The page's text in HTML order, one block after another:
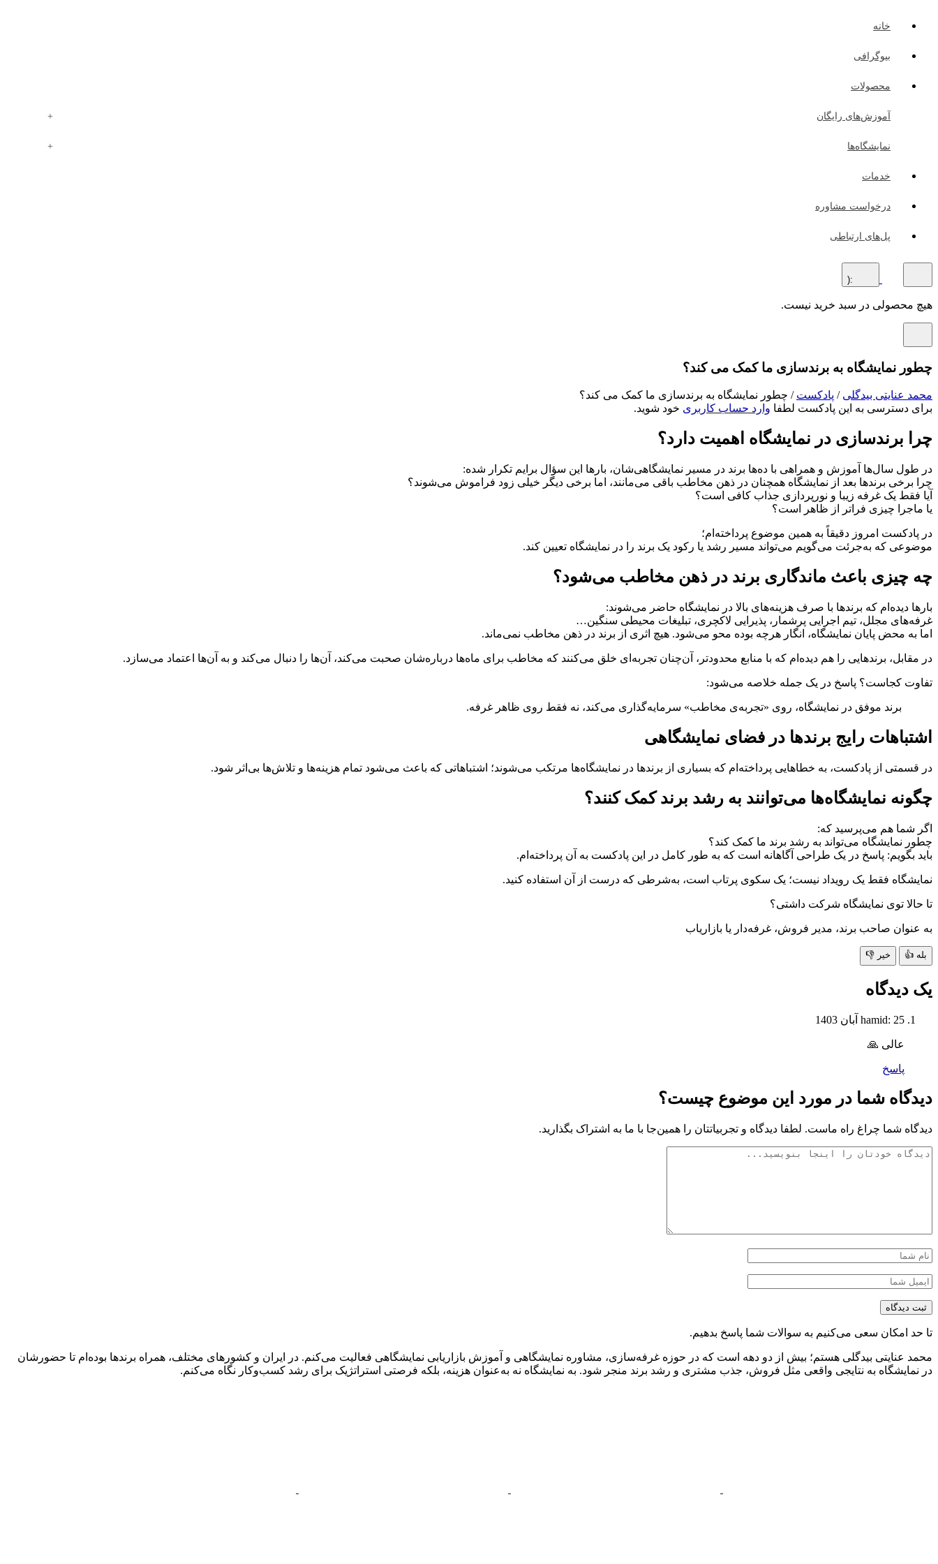
خانه
بیوگرافی
محصولات
آموزش‌های رایگان
نمایشگاه‌ها
خدمات
درخواست مشاوره
پل‌های ارتباطی
:(
هیچ محصولی در سبد خرید نیست.
چطور نمایشگاه به برندسازی ما کمک می کند؟
محمد عنایتی بیدگلی / پادکست / چطور نمایشگاه به برندسازی ما کمک می کند؟
برای دسترسی به این پادکست لطفا وارد حساب کاربری خود شوید.
چرا برندسازی در نمایشگاه اهمیت دارد؟
در طول سال‌ها آموزش و همراهی با ده‌ها برند در مسیر نمایشگاهی‌شان، بارها این سؤال برایم تکرار شده:
چرا برخی برندها بعد از نمایشگاه همچنان در ذهن مخاطب باقی می‌مانند، اما برخی دیگر خیلی زود فراموش می‌شوند؟
آیا فقط یک غرفه زیبا و نورپردازی جذاب کافی است؟
یا ماجرا چیزی فراتر از ظاهر است؟
در پادکست امروز دقیقاً به همین موضوع پرداخته‌ام؛
موضوعی که به‌جرئت می‌گویم می‌تواند مسیر رشد یا رکود یک برند را در نمایشگاه تعیین کند.
چه چیزی باعث ماندگاری برند در ذهن مخاطب می‌شود؟
بارها دیده‌ام که برندها با صرف هزینه‌های بالا در نمایشگاه حاضر می‌شوند:
غرفه‌های مجلل، تیم اجرایی پرشمار، پذیرایی لاکچری، تبلیغات محیطی سنگین…
اما به محض پایان نمایشگاه، انگار هرچه بوده محو می‌شود. هیچ اثری از برند در ذهن مخاطب نمی‌ماند.
در مقابل، برندهایی را هم دیده‌ام که با منابع محدودتر، آن‌چنان تجربه‌ای خلق می‌کنند که مخاطب برای ماه‌ها درباره‌شان صحبت می‌کند، آن‌ها را دنبال می‌کند و به آن‌ها اعتماد می‌سازد.
تفاوت کجاست؟ پاسخ در یک جمله خلاصه می‌شود:
برند موفق در نمایشگاه، روی «تجربه‌ی مخاطب» سرمایه‌گذاری می‌کند، نه فقط روی ظاهر غرفه.
اشتباهات رایج برندها در فضای نمایشگاهی
در قسمتی از پادکست، به خطاهایی پرداخته‌ام که بسیاری از برندها در نمایشگاه‌ها مرتکب می‌شوند؛ اشتباهاتی که باعث می‌شود تمام هزینه‌ها و تلاش‌ها بی‌اثر شود.
چگونه نمایشگاه‌ها می‌توانند به رشد برند کمک کنند؟
اگر شما هم می‌پرسید که:
چطور نمایشگاه می‌تواند به رشد برند ما کمک کند؟
باید بگویم: پاسخ در یک طراحی آگاهانه است که به طور کامل در این پادکست به آن پرداخته‌ام.
نمایشگاه فقط یک رویداد نیست؛ یک سکوی پرتاب است، به‌شرطی که درست از آن استفاده کنید.
تا حالا توی نمایشگاه شرکت داشتی؟
به عنوان صاحب برند، مدیر فروش، غرفه‌دار یا بازاریاب
بله 👍 خیر 👎
یک دیدگاه
hamid: 25 آبان 1403
عالی 🙏
پاسخ
دیدگاه شما در مورد این موضوع چیست؟
دیدگاه شما چراغ راه ماست. لطفا دیدگاه و تجربیاتتان را همین‌جا با ما به اشتراک بگذارید.
تا حد امکان سعی می‌کنیم به سوالات شما پاسخ بدهیم.
محمد عنایتی بیدگلی هستم؛ بیش از دو دهه است که در حوزه غرفه‌سازی، مشاوره نمایشگاهی و آموزش بازاریابی نمایشگاهی فعالیت می‌کنم. در ایران و کشورهای مختلف، همراه برندها بوده‌ام تا حضورشان
در نمایشگاه به نتایجی واقعی مثل فروش، جذب مشتری و رشد برند منجر شود. به نمایشگاه نه به‌عنوان هزینه، بلکه فرصتی استراتژیک برای رشد کسب‌وکار نگاه می‌کنم.